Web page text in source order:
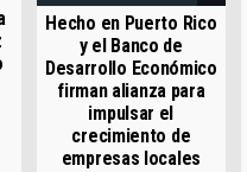
Hecho en Puerto Rico
y el Banco de
Desarrollo Económico
firman alianza para
impulsar el
crecimiento de
empresas locales